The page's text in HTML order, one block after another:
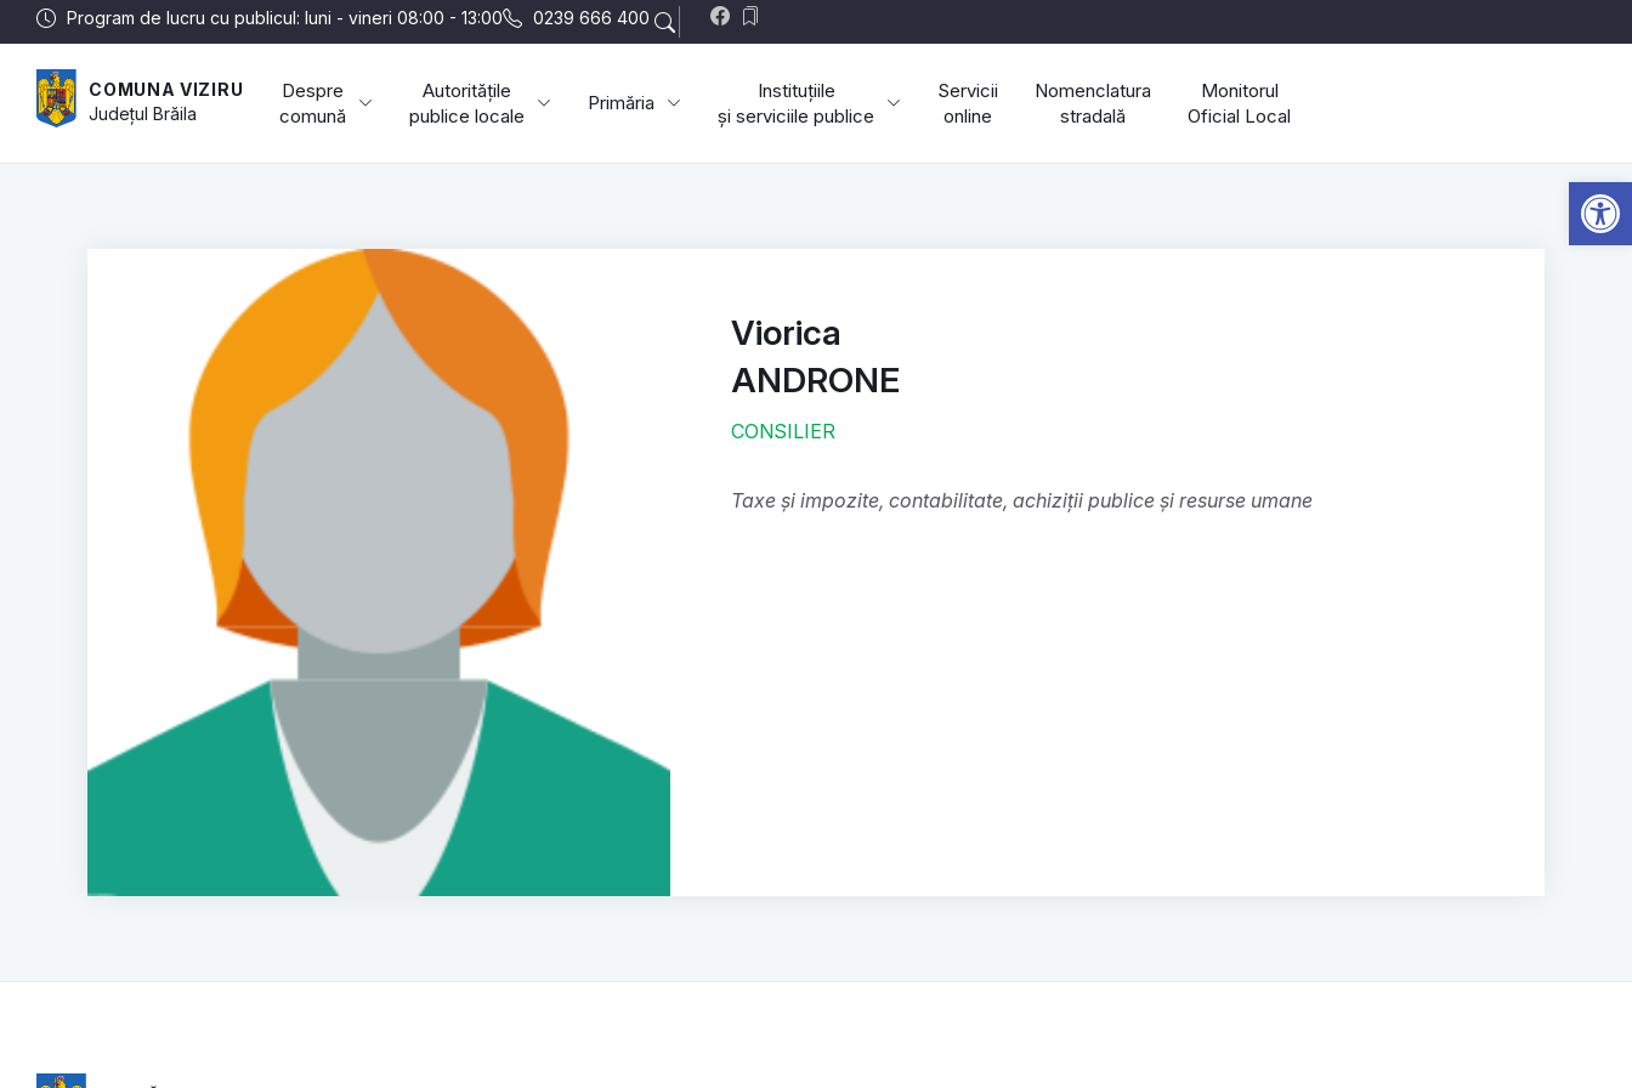
Program de lucru cu publicul: luni - vineri 08:00 - 13:00 0239 666 400
COMUNA VIZIRU
JudețulBrăila
Despre
comună
Autoritățile
publice locale
Primăria
Instituțiile
și serviciile publice
Servicii
online
Nomenclatura
stradală
Monitorul
Oficial Local
Viorica
ANDRONE
CONSILIER
Taxe și impozite, contabilitate, achiziții publice și resurse umane